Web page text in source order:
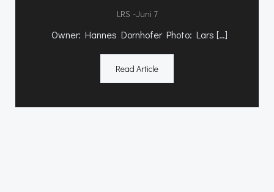
LRS -Juni 7
Owner: Hannes Dornhofer Photo: Lars […]
Read Article